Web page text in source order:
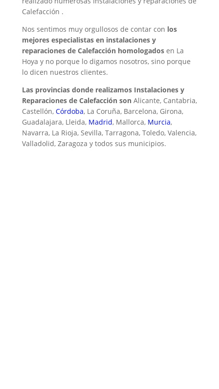
Calefacción .
Nos sentimos muy orgullosos de contar con los
mejores especialistas en instalaciones y
reparaciones de Calefacción homologadosen La
Hoya y no porque lo digamos nosotros, sino porque
lo dicen nuestros clientes.
Las provincias donde realizamos Instalaciones y
Reparaciones de Calefacción sonAlicante, Cantabria,
Castellón, Córdoba, La Coruña, Barcelona, Girona,
Guadalajara, Lleida, Madrid, Mallorca, Murcia,
Navarra, La Rioja, Sevilla, Tarragona, Toledo, Valencia,
Valladolid, Zaragoza y todos sus municipios.